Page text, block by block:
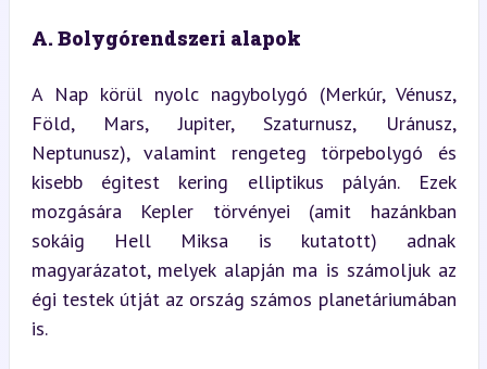
A. Bolygórendszeri alapok
A Nap körül nyolc nagybolygó (Merkúr, Vénusz,
Föld, Mars, Jupiter, Szaturnusz, Uránusz,
Neptunusz), valamint rengeteg törpebolygó és
kisebb égitest kering elliptikus pályán. Ezek
mozgására Kepler törvényei (amit hazánkban
sokáig Hell Miksa is kutatott) adnak
magyarázatot, melyek alapján ma is számoljuk az
égi testek útját az ország számos planetáriumában
is.